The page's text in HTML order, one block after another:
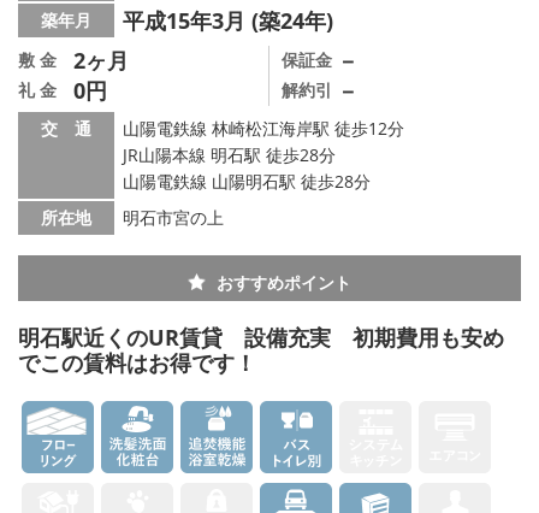
築年月 平成15年3月 (築24年)
敷 金 2ヶ月
礼 金 0円
保証金 －
解約引 －
交 通
山陽電鉄線 林崎松江海岸駅 徒歩12分
JR山陽本線 明石駅 徒歩28分
山陽電鉄線 山陽明石駅 徒歩28分
所在地
明石市宮の上
おすすめポイント
明石駅近くのUR賃貸 設備充実 初期費用も安め
でこの賃料はお得です！